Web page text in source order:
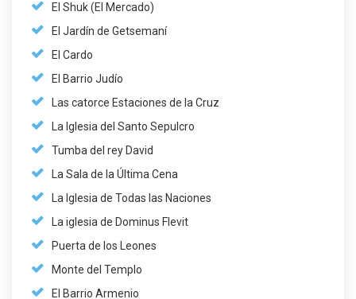
El Shuk (El Mercado)
El Jardín de Getsemaní
El Cardo
El Barrio Judío
Las catorce Estaciones de la Cruz
La Iglesia del Santo Sepulcro
Tumba del rey David
La Sala de la Última Cena
La Iglesia de Todas las Naciones
La iglesia de Dominus Flevit
Puerta de los Leones
Monte del Templo
El Barrio Armenio